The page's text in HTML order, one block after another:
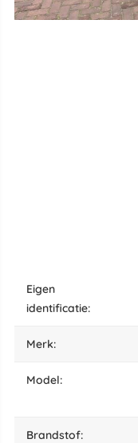
eigen
identificatie:
merk:
model:
brandstof: